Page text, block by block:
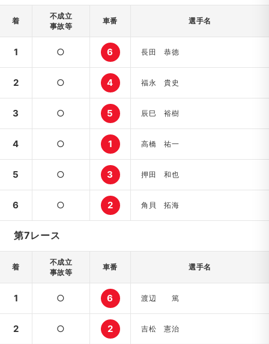
着
不成立
事故等
車番 選手名
1 ○ 6 長田 恭徳
2 ○ 4 福永 貴史
3 ○ 5 辰巳 裕樹
4 ○ 1 高橋 祐一
5 ○ 3 押田 和也
6 ○ 2 角貝 拓海
第7レース
着
不成立
事故等
車番 選手名
1 ○ 6 渡辺 篤
2 ○ 2 吉松 憲治